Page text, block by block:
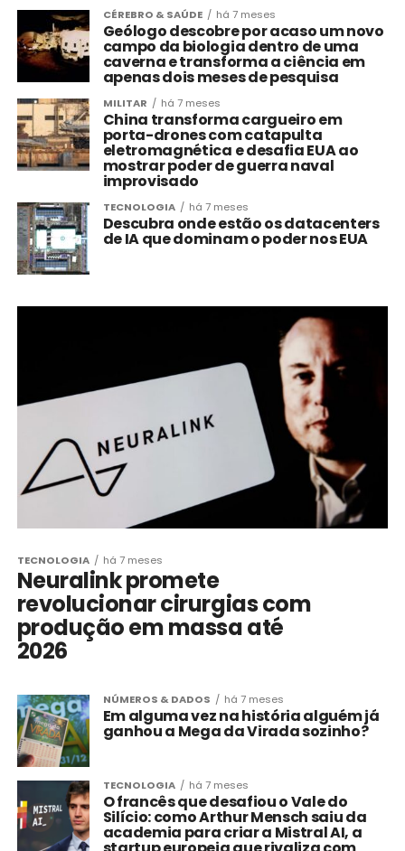
CÉREBRO & SAÚDE há 7 meses
Geólogo descobre por acaso um novo
campo da biologia dentro de uma
caverna e transforma a ciência em
apenas dois meses de pesquisa
MILITAR há 7 meses
China transforma cargueiro em
porta-drones com catapulta
eletromagnética e desafia EUA ao
mostrar poder de guerra naval
improvisado
TECNOLOGIA há 7 meses
Descubra onde estão os datacenters
de IA que dominam o poder nos EUA
TECNOLOGIA há 7 meses
Neuralink promete
revolucionar cirurgias com
produção em massa até
2026
NÚMEROS & DADOS há 7 meses
Em alguma vez na história alguém já
ganhou a Mega da Virada sozinho?
TECNOLOGIA há 7 meses
O francês que desafiou o Vale do
Silício: como Arthur Mensch saiu da
academia para criar a Mistral AI, a